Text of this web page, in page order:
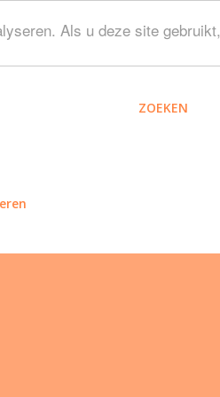
Als u deze site gebruikt,
ZOEKEN